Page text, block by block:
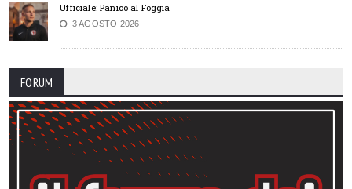
Ufficiale: Panico al Foggia
3 AGOSTO 2026
FORUM